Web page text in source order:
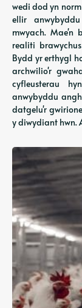
wedi dod yn
ellir
mwyach.
realiti
Bydd yr erthygl
archwilio'r
cyfleusterau
anwybyddu
datgelu'r
y diwydiant hwn.